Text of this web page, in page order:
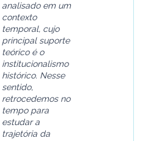
analisado em um
contexto
temporal, cujo
principal suporte
teórico é o
institucionalismo
histórico. Nesse
sentido,
retrocedemos no
tempo para
estudar a
trajetória da